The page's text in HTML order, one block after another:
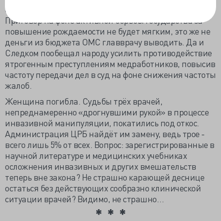
следствия дело на трёх специалистов передали в суд.
Приговор на фоне активной борьбы государства за
повышение рождаемости не будет мягким, это же не
деньги из бюджета ОМС главврачу выводить. Да и
Следком пообещал народу усилить противодействие
ятрогенным преступлениям медработников, повысив
частоту передачи дел в суд на фоне снижения частоты
жалоб.
Женщина погибла. Судьбы трёх врачей,
непреднамеренно «дрогнувшими рукой» в процессе
инвазивной манипуляции, покатились под откос.
Администрация ЦРБ найдёт им замену, ведь трое -
всего лишь 5% от всех. Вопрос: зарегистрированные в
научной литературе и медицинских учебниках
осложнения инвазивных и других вмешательств
теперь вне закона? Не страшно карающей деснице
остаться без действующих сообразно клинической
ситуации врачей? Видимо, не страшно…